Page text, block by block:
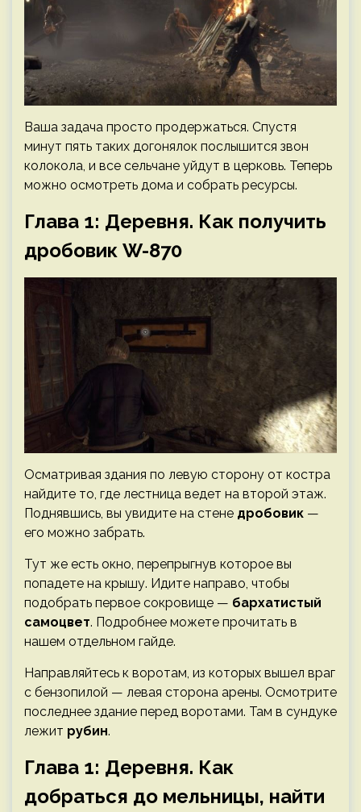
Ваша задача просто продержаться. Спустя
минут пять таких догонялок послышится звон
колокола, и все сельчане уйдут в церковь. Теперь
можно осмотреть дома и собрать ресурсы.
Глава 1: Деревня. Как получить
дробовик W-870
Осматривая здания по левую сторону от костра
найдите то, где лестница ведет на второй этаж.
Поднявшись, вы увидите на стене дробовик —
его можно забрать.
Тут же есть окно, перепрыгнув которое вы
попадете на крышу. Идите направо, чтобы
подобрать первое сокровище — бархатистый
самоцвет. Подробнее можете прочитать в
нашем отдельном гайде.
Направляйтесь к воротам, из которых вышел враг
с бензопилой — левая сторона арены. Осмотрите
последнее здание перед воротами. Там в сундуке
лежит рубин.
Глава 1: Деревня. Как
добраться до мельницы, найти